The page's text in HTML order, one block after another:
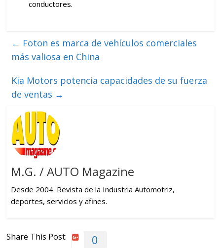
conductores.
← Foton es marca de vehículos comerciales
más valiosa en China
Kia Motors potencia capacidades de su fuerza
de ventas →
M.G. / AUTO Magazine
Desde 2004. Revista de la Industria Automotriz,
deportes, servicios y afines.
Share This Post: 0